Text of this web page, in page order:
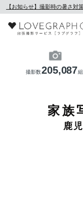
【お知らせ】撮影時の暑さ対
撮影数205,087組
家族
鹿